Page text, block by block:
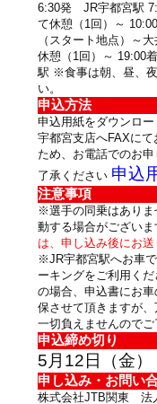
6:30発 JR宇都宮駅
て休憩（1回）～
（スタート地点）～
休憩（1回）～
駅 ※食事は朝、昼、
い。
申込方法
申込用紙をダウンロ
宇都宮支店へFAXに
ため、お電話でのお
了承ください 申込
注意事項
※選手の同乗はあり
動する場合がございま
は、申し込み後にお
※JR宇都宮駅へお車
ーキングをご利用く
の場合、申込書にお
保させて頂きますが
一切負えませんので
申込締め切り
5月12日（金）
申し込み・お問い
株式会社JTB関東 法